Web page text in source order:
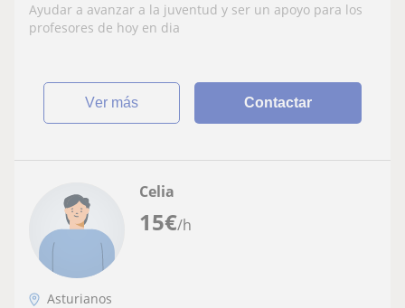
Ayudar a avanzar a la juventud y ser un apoyo para los
profesores de hoy en dia
ver más Contactar
15€/h
Celia
Asturianos